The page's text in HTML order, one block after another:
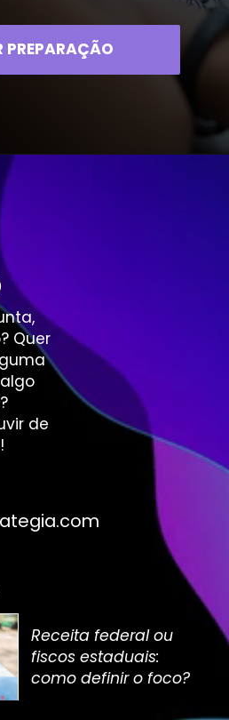
PREPARAÇÃO
Quer
de
Receita federal ou
fiscos estaduais:
como definir o foco?